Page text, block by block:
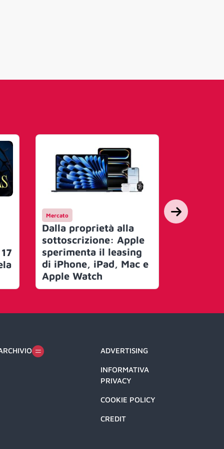
Mercato
Dalla proprietà alla
sottoscrizione: Apple
sperimenta il leasing
di iPhone, iPad, Mac e
Apple Watch
Mercato
ADVERTISING
INFORMATIVA
PRIVACY
COOKIE POLICY
CREDIT